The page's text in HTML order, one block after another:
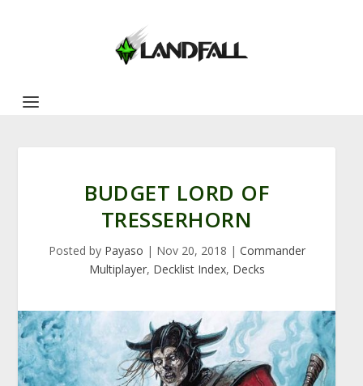
BUDGET LORD OF
TRESSERHORN
Posted by Payaso | Nov 20, 2018 | Commander
Multiplayer, Decklist Index, Decks